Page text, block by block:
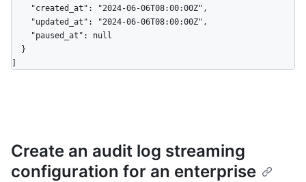
]
Create an audit log streaming
configuration for an enterprise